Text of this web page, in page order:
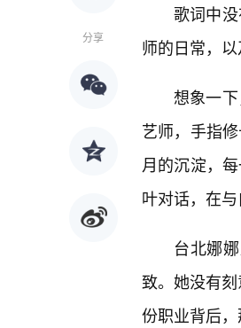
分享
歌词中
师的日常，
想象一
艺师，手指
月的沉淀，
叶对话，在与
台北娜
致。她没有
份职业背后